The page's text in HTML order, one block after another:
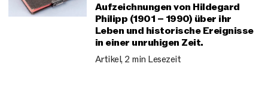
Aufzeichnungen von Hildegard
Philipp (1901 – 1990) über ihr
Leben und historische Ereignisse
in einer unruhigen Zeit.
Artikel, 2 min Lesezeit